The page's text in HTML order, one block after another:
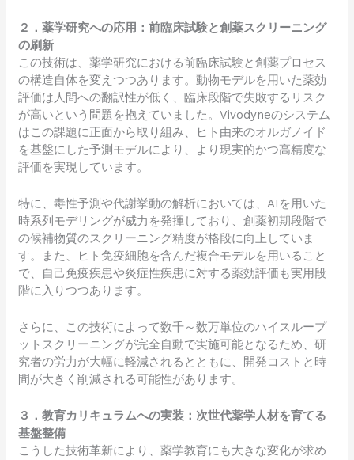
２．薬学研究への応用：前臨床試験と創薬スクリーニング
の刷新
この技術は、薬学研究における前臨床試験と創薬プロセス
の構造自体を変えつつあります。動物モデルを用いた薬効
評価は人間への翻訳性が低く、臨床段階で失敗するリスク
が高いという問題を抱えていました。Vivodyneのシステム
はこの課題に正面から取り組み、ヒト由来のオルガノイド
を基盤にした予測モデルにより、より現実的かつ高精度な
評価を実現しています。
特に、毒性予測や代謝挙動の解析においては、AIを用いた
時系列モデリングが威力を発揮しており、創薬初期段階で
の候補物質のスクリーニング精度が格段に向上していま
す。また、ヒト免疫細胞を含んだ複合モデルを用いること
で、自己免疫疾患や炎症性疾患に対する薬効評価も実用段
階に入りつつあります。
さらに、この技術によって数千～数万単位のハイスループ
ットスクリーニングが完全自動で実施可能となるため、研
究者の労力が大幅に軽減されるとともに、開発コストと時
間が大きく削減される可能性があります。
３．教育カリキュラムへの実装：次世代薬学人材を育てる
基盤整備
こうした技術革新により、薬学教育にも大きな変化が求め